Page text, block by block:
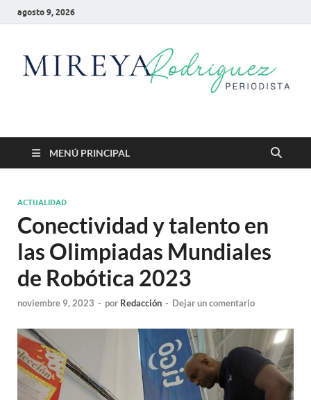
agosto 9, 2026
Mireya Rodriguez
MENÚ PRINCIPAL
ACTUALIDAD
Conectividad y talento en
las Olimpiadas Mundiales
de Robótica 2023
noviembre 9, 2023 - por Redacción - Dejar un comentario